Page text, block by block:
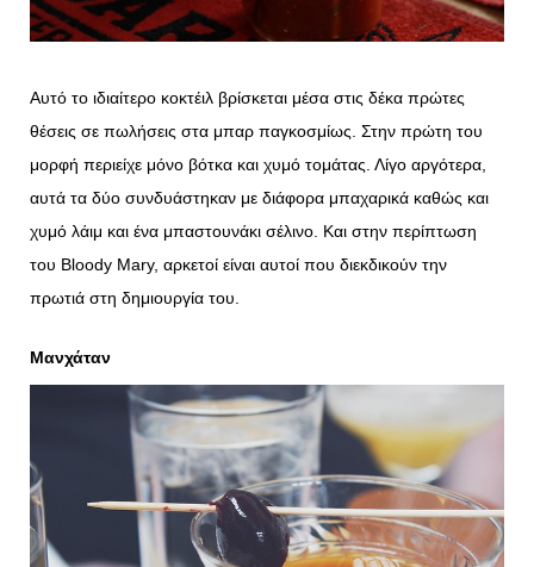
Αυτό το ιδιαίτερο κοκτέιλ βρίσκεται μέσα στις δέκα πρώτες
θέσεις σε πωλήσεις στα μπαρ παγκοσμίως. Στην πρώτη του
μορφή περιείχε μόνο βότκα και χυμό τομάτας. Λίγο αργότερα,
αυτά τα δύο συνδυάστηκαν με διάφορα μπαχαρικά καθώς και
χυμό λάιμ και ένα μπαστουνάκι σέλινο. Και στην περίπτωση
του Bloody Mary, αρκετοί είναι αυτοί που διεκδικούν την
πρωτιά στη δημιουργία του.
Μανχάταν